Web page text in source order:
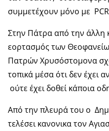
συμμετέχουν μόνο με
Στην Πάτρα από την άλλη
εορτασμός των
Πατρών Χρυσόστομονα
τοπικά μέσα ότι δεν έχει
ούτε έχει δοθεί κάποια
Από την πλευρά του ο
τελέσει κανονικα τον